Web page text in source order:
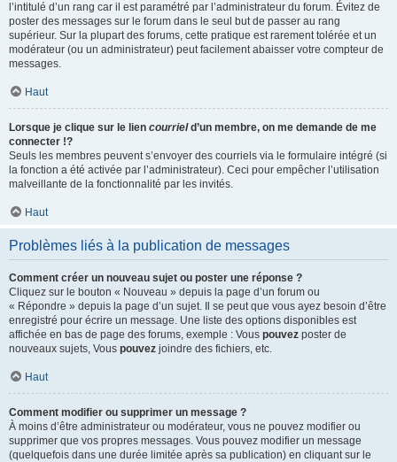
l’intitulé d’un rang car il est paramétré par l’administrateur du forum. Évitez de
poster des messages sur le forum dans le seul but de passer au rang
supérieur. Sur la plupart des forums, cette pratique est rarement tolérée et un
modérateur (ou un administrateur) peut facilement abaisser votre compteur de
messages.
Haut
Lorsque je clique sur le lien courrield’un membre, on me demande de me
connecter !?
Seuls les membres peuvent s’envoyer des courriels via le formulaire intégré (si
la fonction a été activée par l’administrateur). Ceci pour empêcher l’utilisation
malveillante de la fonctionnalité par les invités.
Haut
Problèmes liés à la publication de messages
Comment créer un nouveau sujet ou poster une réponse ?
Cliquez sur le bouton « Nouveau » depuis la page d’un forum ou
« Répondre » depuis la page d’un sujet. Il se peut que vous ayez besoin d’être
enregistré pour écrire un message. Une liste des options disponibles est
affichée en bas de page des forums, exemple : Vous pouvez poster de
nouveaux sujets, Vous pouvez joindre des fichiers, etc.
Haut
Comment modifier ou supprimer un message ?
À moins d’être administrateur ou modérateur, vous ne pouvez modifier ou
supprimer que vos propres messages. Vous pouvez modifier un message
(quelquefois dans une durée limitée après sa publication) en cliquant sur le